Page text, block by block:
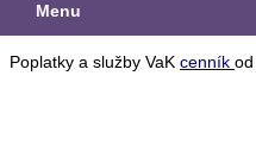
Menu
Poplatky a služby VaK cenník